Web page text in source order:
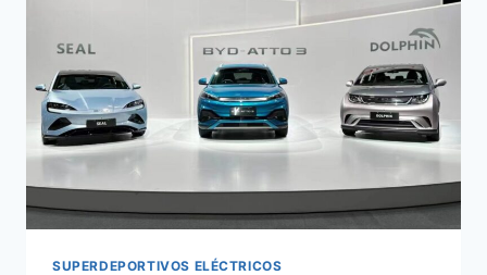
EL
SUPERDEPORTIVO
SUPERDEPORTIVOS ELÉCTRICOS